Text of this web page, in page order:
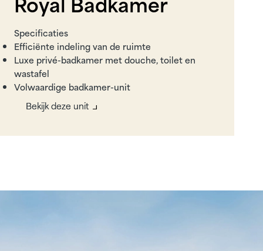
Specificaties
Efficiënte indeling van de ruimte
Luxe privé-badkamer met douche, toilet en
wastafel
Volwaardige badkamer-unit
Bekijk deze unit
Bekijk deze unit